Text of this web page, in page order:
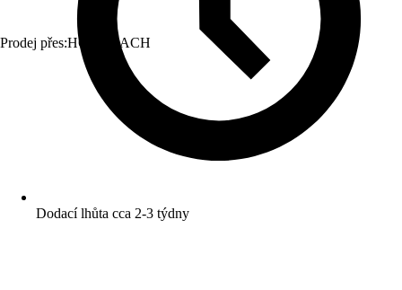
Prodej přes:HORNBACH
Dodací lhůta cca 2-3 týdny